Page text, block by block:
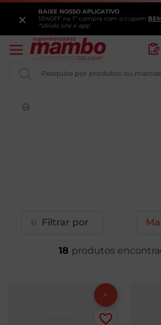
BAIXE NOSSO APLICATIVO
10%OFF na 1ª compra com o cupom
*Válido site e app
×
Pesquise por produtos ou
Filtrar
18